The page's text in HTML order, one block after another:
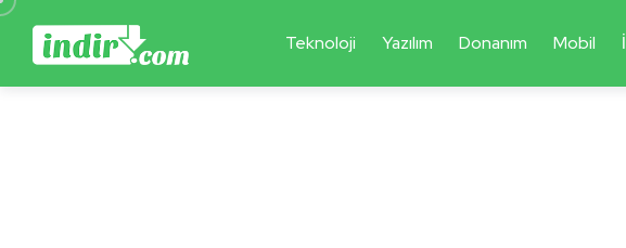
Teknoloji Yazılım Donanım Mobil